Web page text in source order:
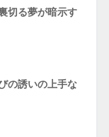
切る夢が暗示す
の誘いの上手な